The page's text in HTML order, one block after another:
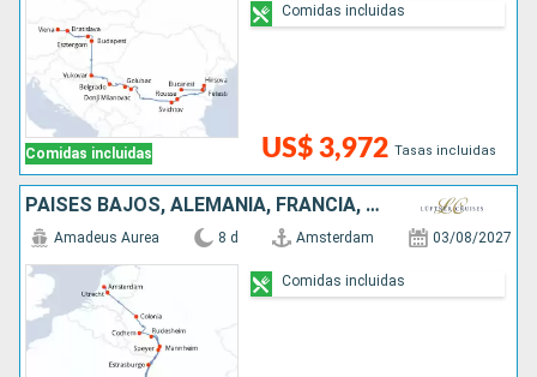
Comidas incluidas US$ 3,972 Tasas incluidas
Comidas incluidas
PAISES BAJOS, ALEMANIA, FRANCIA, SUIZA
Amadeus Aurea 8 d Amsterdam 03/08/2027
Comidas incluidas